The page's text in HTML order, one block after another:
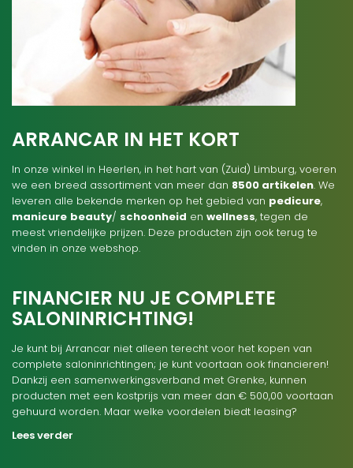
ARRANCAR IN HET KORT
In onze winkel in Heerlen, in het hart van (Zuid) Limburg, voeren
we een breed assortiment van meer dan 8500 artikelen. We
leveren alle bekende merken op het gebied van pedicure,
manicure beauty/ schoonheid en wellness, tegen de
meest vriendelijke prijzen. Deze producten zijn ook terug te
vinden in onze webshop.
FINANCIER NU JE COMPLETE
SALONINRICHTING!
Je kunt bij Arrancar niet alleen terecht voor het kopen van
complete saloninrichtingen; je kunt voortaan ook financieren!
Dankzij een samenwerkingsverband met Grenke, kunnen
producten met een kostprijs van meer dan € 500,00 voortaan
gehuurd worden. Maar welke voordelen biedt leasing?
Lees verder